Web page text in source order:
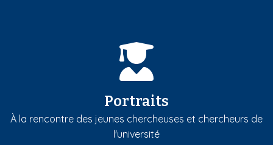
Portraits
À la rencontre des jeunes chercheuses et chercheurs de
l'université